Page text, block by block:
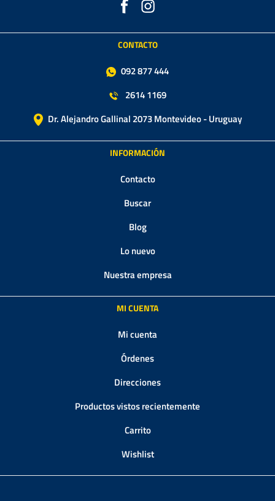
CONTACTO
092 877 444
2614 1169
Dr. Alejandro Gallinal 2073 Montevideo - Uruguay
INFORMACIÓN
Contacto
Buscar
Blog
Lo nuevo
Nuestra empresa
MI CUENTA
Mi cuenta
Órdenes
Direcciones
Productos vistos recientemente
Carrito
Wishlist